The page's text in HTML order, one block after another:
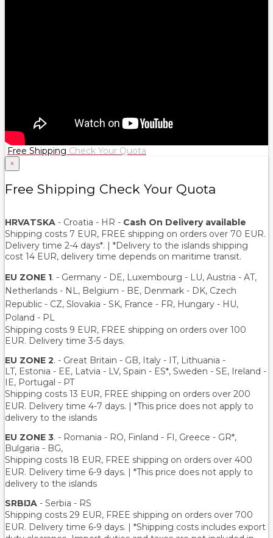
Free Shipping Check Your Quota
×
Free Shipping Check Your Quota
HRVATSKA - Croatia - HR - Cash On Delivery available
Shipping costs 7 EUR, FREE shipping on orders over 70 EUR.
Delivery time 2-4 days*. | *Delivery to the islands shipping
cost 14 EUR, delivery time depends on maritime transit.
EU ZONE 1. - Germany - DE, Luxembourg - LU, Austria - AT,
Netherlands - NL, Belgium - BE, Denmark - DK, Czech
Republic - CZ, Slovakia - SK, France - FR, Hungary - HU,
Poland - PL
Shipping costs 9 EUR, FREE shipping on orders over 100
EUR. Delivery time 3-5 days.
EU ZONE 2. - Great Britain - GB, Italy - IT, Lithuania -
LT, Estonia - EE, Latvia - LV, Spain - ES*, Sweden - SE, Ireland -
IE, Portugal - PT
Shipping costs 13 EUR, FREE shipping on orders over 200
EUR. Delivery time 4-7 days. | *This price does not apply to
delivery to the islands
EU ZONE 3. - Romania - RO, Finland - FI, Greece - GR*,
Bulgaria - BG,
Shipping costs 18 EUR, FREE shipping on orders over 400
EUR. Delivery time 6-9 days. | *This price does not apply to
delivery to the islands
SRBIJA - Serbia - RS
Shipping costs 29 EUR, FREE shipping on orders over 700
EUR. Delivery time 6-9 days. | *Shipping costs includes export